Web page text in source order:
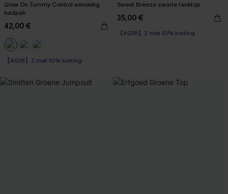
Glow On Tummy Control eendelig
badpak
42,00 €
【AG18】2 met 10% korting
Op voorraad
Sweet Breeze zwarte tanktop
35,00 €
【AG18】2 met 10% korting